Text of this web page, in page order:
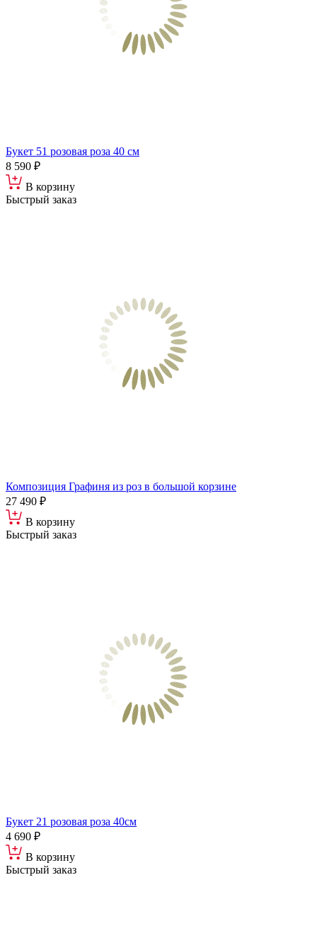
Букет 51 розовая роза 40 см
8 590 ₽
В корзину
Быстрый заказ
Композиция Графиня из роз в большой корзине
27 490 ₽
В корзину
Быстрый заказ
Букет 21 розовая роза 40см
4 690 ₽
В корзину
Быстрый заказ